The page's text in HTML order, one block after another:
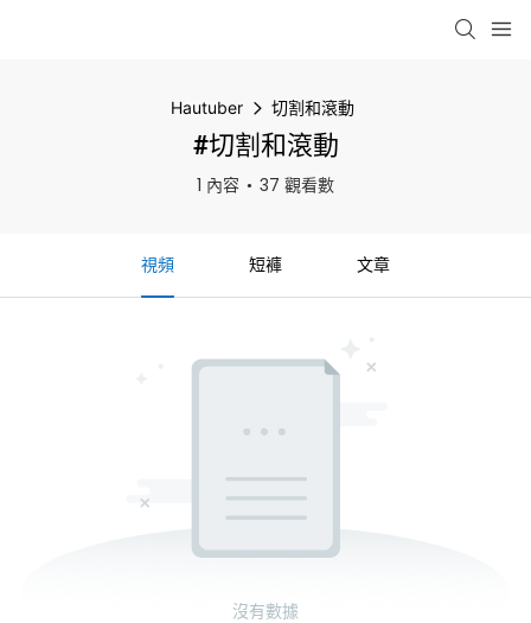
Hautuber 切割和滾動
#切割和滾動
1 內容 37 觀看數
視頻 短褲 文章
沒有數據